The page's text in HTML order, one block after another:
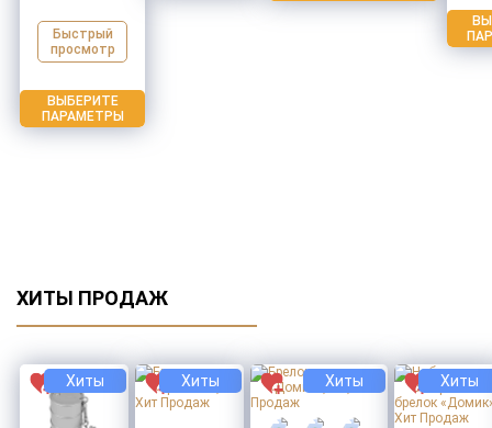
Быстрый
просмотр
ВЫБЕРИТЕ
ПАРАМЕТРЫ
ХИТЫ ПРОДАЖ
Хиты Хиты Хиты Хиты